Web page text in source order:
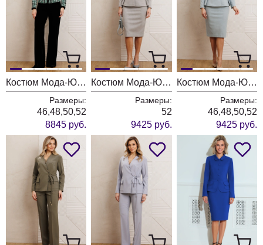
Костюм Мода-Юрс 25-2950 черный+зеленый
Размеры:
46,48,50,52
8845 руб.
Костюм Мода-Юрс 25-2931 серый
Размеры:
52
9425 руб.
Костюм Мода-Юрс 25-2931 небесная бирюза
Размеры:
46,48,50,52
9425 руб.